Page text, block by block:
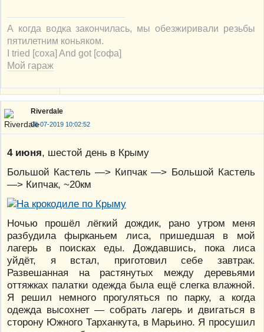
А когда водка закончилась, мы обезжиривали резьбы
пятилетним коньяком.
I tried [соха] And got [софа]
Мой гараж
Riverdale
08-07-2019 10:02:52
4 июня, шестой день в Крыму
Большой Кастель —> Кипчак —> Большой Кастель
—> Кипчак, ~20км
Ночью прошёл лёгкий дождик, рано утром меня
разбудила фырканьем лиса, пришедшая в мой
лагерь в поисках еды. Дождавшись, пока лиса
уйдёт, я встал, приготовил себе завтрак.
Развешанная на растянутых между деревьями
оттяжках палатки одежда была ещё слегка влажной.
Я решил немного прогуляться по парку, а когда
одежда высохнет — собрать лагерь и двигаться в
сторону Южного Тарханкута, в Марьино. Я просушил